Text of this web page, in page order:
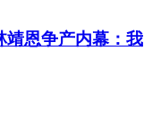
靖恩争产内幕：我